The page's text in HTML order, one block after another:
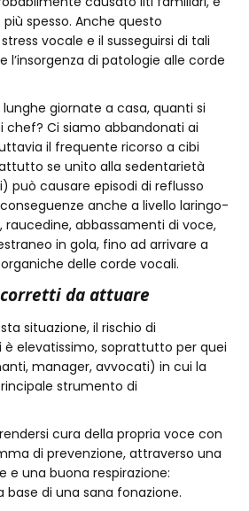
spesso. Anche questo
vocale e il susseguirsi di tali
l’insorgenza di patologie alle corde
giornate a casa, quanti si
chef? Ci siamo abbandonati ai
il frequente ricorso a cibi
se unito alla sedentarietà
può causare episodi di reflusso
anche a livello laringo-
abbassamenti di voce,
in gola, fino ad arrivare a
delle corde vocali.
da attuare
situazione, il rischio di
elevatissimo, soprattutto per quei
manager, avvocati) in cui la
strumento di
cura della propria voce con
di prevenzione, attraverso una
e una buona respirazione:
base di una sana fonazione.